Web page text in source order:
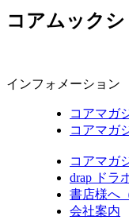
コアムック
インフォメーション
コアマガ
コアマガ
コアマガ
drap ドラ
書店様へ
会社案内